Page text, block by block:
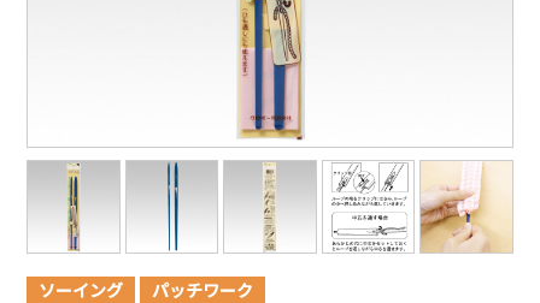
ソーイング パッチワーク